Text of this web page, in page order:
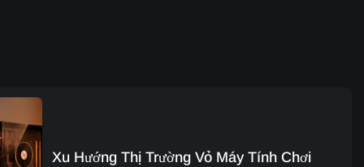
Xu Hướng Thị Trường Vỏ Máy Tính Chơi